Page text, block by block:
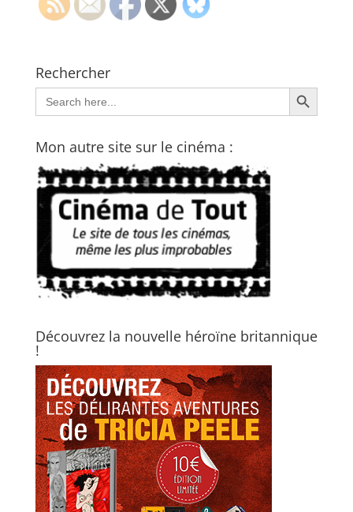
Rechercher
Search
for:
Search Button
Mon autre site sur le cinéma :
Découvrez la nouvelle héroïne britannique
!